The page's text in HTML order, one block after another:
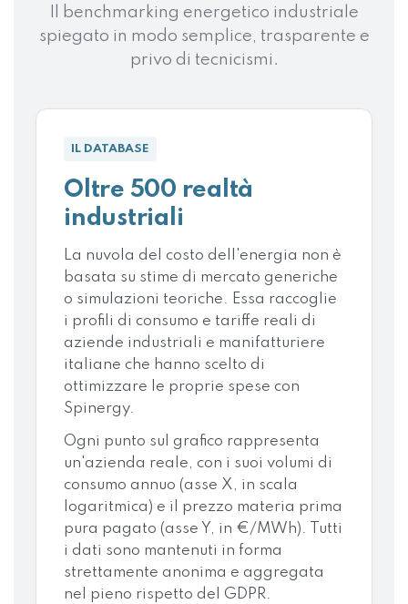
Il benchmarking energetico industriale
spiegato in modo semplice, trasparente e
privo di tecnicismi.
IL DATABASE
Oltre 500 realtà
industriali
La nuvola del costo dell'energia non è
basata su stime di mercato generiche
o simulazioni teoriche. Essa raccoglie
i profili di consumo e tariffe reali di
aziende industriali e manifatturiere
italiane che hanno scelto di
ottimizzare le proprie spese con
Spinergy.
Ogni punto sul grafico rappresenta
un'azienda reale, con i suoi volumi di
consumo annuo (asse X, in scala
logaritmica) e il prezzo materia prima
pura pagato (asse Y, in €/MWh). Tutti
i dati sono mantenuti in forma
strettamente anonima e aggregata
nel pieno rispetto del GDPR.